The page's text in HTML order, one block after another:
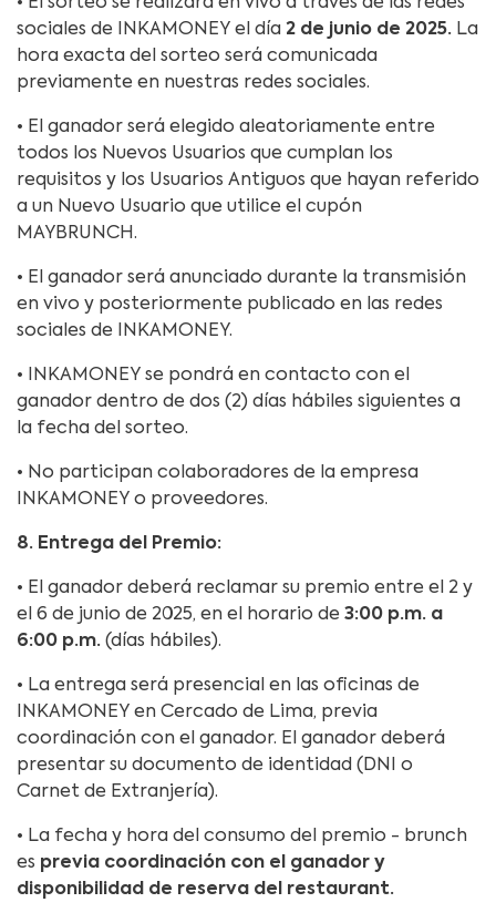
• El sorteo se realizará en vivo a través de las redes
sociales de INKAMONEY el día 2 de junio de 2025. La
hora exacta del sorteo será comunicada
previamente en nuestras redes sociales.
• El ganador será elegido aleatoriamente entre
todos los Nuevos Usuarios que cumplan los
requisitos y los Usuarios Antiguos que hayan referido
a un Nuevo Usuario que utilice el cupón
MAYBRUNCH.
• El ganador será anunciado durante la transmisión
en vivo y posteriormente publicado en las redes
sociales de INKAMONEY.
• INKAMONEY se pondrá en contacto con el
ganador dentro de dos (2) días hábiles siguientes a
la fecha del sorteo.
• No participan colaboradores de la empresa
INKAMONEY o proveedores.
8. Entrega del Premio:
• El ganador deberá reclamar su premio entre el 2 y
el 6 de junio de 2025, en el horario de 3:00 p.m. a
6:00 p.m. (días hábiles).
• La entrega será presencial en las oficinas de
INKAMONEY en Cercado de Lima, previa
coordinación con el ganador. El ganador deberá
presentar su documento de identidad (DNI o
Carnet de Extranjería).
• La fecha y hora del consumo del premio - brunch
es previa coordinación con el ganador y
disponibilidad de reserva del restaurant.